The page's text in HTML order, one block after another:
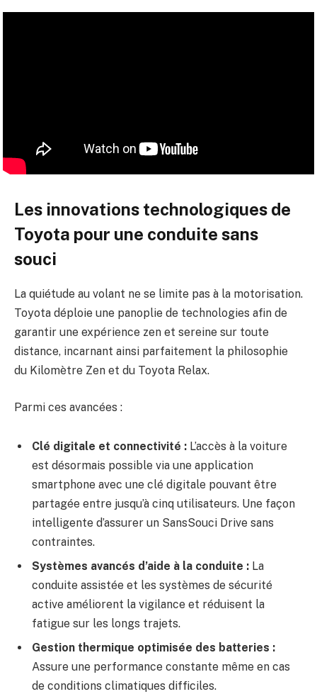
Les innovations technologiques de
Toyota pour une conduite sans
souci
La quiétude au volant ne se limite pas à la motorisation.
Toyota déploie une panoplie de technologies afin de
garantir une expérience zen et sereine sur toute
distance, incarnant ainsi parfaitement la philosophie
du Kilomètre Zen et du Toyota Relax.
Parmi ces avancées :
Clé digitale et connectivité : L’accès à la voiture
est désormais possible via une application
smartphone avec une clé digitale pouvant être
partagée entre jusqu’à cinq utilisateurs. Une façon
intelligente d’assurer un SansSouci Drive sans
contraintes.
Systèmes avancés d’aide à la conduite : La
conduite assistée et les systèmes de sécurité
active améliorent la vigilance et réduisent la
fatigue sur les longs trajets.
Gestion thermique optimisée des batteries :
Assure une performance constante même en cas
de conditions climatiques difficiles.